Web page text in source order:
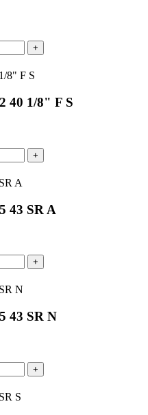
+
40 1/8" F S
+
43 SR A
+
43 SR N
+